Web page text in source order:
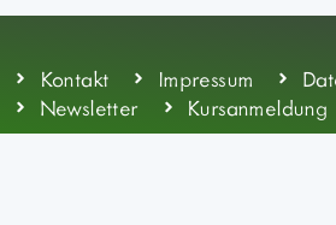
Kontakt Impressum
Newsletter
Kursanmeldung